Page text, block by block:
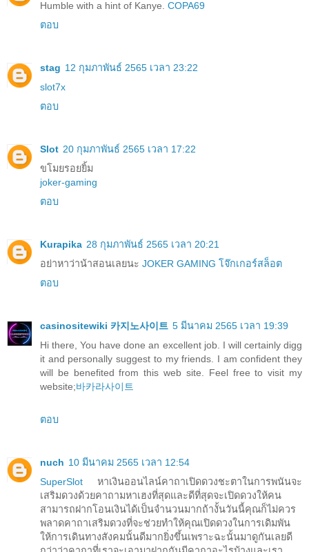
Humble with a hint of Kanye. COPA69
ตอบ
stag 12 กุมภาพันธ์ 2565 เวลา 23:22
slot7x
ตอบ
Slot 20 กุมภาพันธ์ 2565 เวลา 17:22
ขโมยรอยยิ้ม
joker-gaming
ตอบ
Kurapika 28 กุมภาพันธ์ 2565 เวลา 20:21
อย่าหาว่าน้าสอนเลยนะ JOKER GAMING โจ๊กเกอร์สล็อต
ตอบ
casinositewiki 카지노사이트 5 มีนาคม 2565 เวลา 19:39
Hi there, You have done an excellent job. I will certainly digg
it and personally suggest to my friends. I am confident they
will be benefited from this web site. Feel free to visit my
website;바카라사이트
ตอบ
nuch 10 มีนาคม 2565 เวลา 12:54
SuperSlot หาเงินออนไลน์คาถาเปิดดวงชะตาในการพนันจะ
เสริมดวงด้วยคาถามหาเฮงที่สุดและดีที่สุดจะเปิดดวงให้คน
สามารถฝากโอนเงินได้เป็นจำนวนมากถ้างั้นวันนี้คุณก็ไม่ควร
พลาดคาถาเสริมดวงที่จะช่วยทำให้คุณเปิดดวงในการเดิมพัน
ให้การเดินทางสังคมนั้นดีมากยิ่งขึ้นเพราะฉะนั้นมาดูกันเลยดี